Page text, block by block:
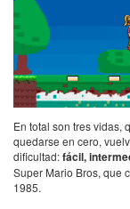
En total son tres vidas,
quedarse en cero,
dificultad:fácil,
Super Mario Bros, que
1985.